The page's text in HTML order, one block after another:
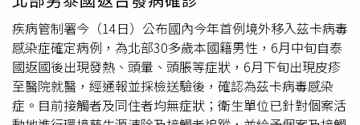
估。「籲請社會正視建築師罪墜樓事件」聯署書發起人呂欽
文表示，法規隱晦不明，不只年輕建築師，連資深建築師也
難免有疏漏，希望藉此事件檢討現有體制。（圖／報系資料
庫）聯署書發起人呂欽文表示，該建物目前高度約59公尺，
但若將海拔高度考量進去，建築將超過圓錐面高距比限建高
度17公尺，他們不敢稱吳省斯建築師完全沒有疏失，但是各
疾病管制署今（14日）公布國內今年首例境外移入茲卡病毒
感染症確定病例，為北部30多歲本國籍男性，6月中旬自泰
國返國後出現發熱、頭暈、頭脹等症狀，6月下旬出現皮疹
至醫院就醫，經通報並採檢送驗後，確認為茲卡病毒感染
症。目前接觸者及同住者均無症狀；衛生單位已針對個案活